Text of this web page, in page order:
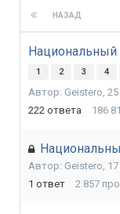
НАЗАД
Национальный
1 2 3 4
Автор: Geistero,
222 ответа 186
Автор: Geistero,
1 ответ 2 857